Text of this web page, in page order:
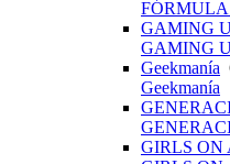
GAMING
GAMING
Geekmanía
Geekmanía
GIRLS ON